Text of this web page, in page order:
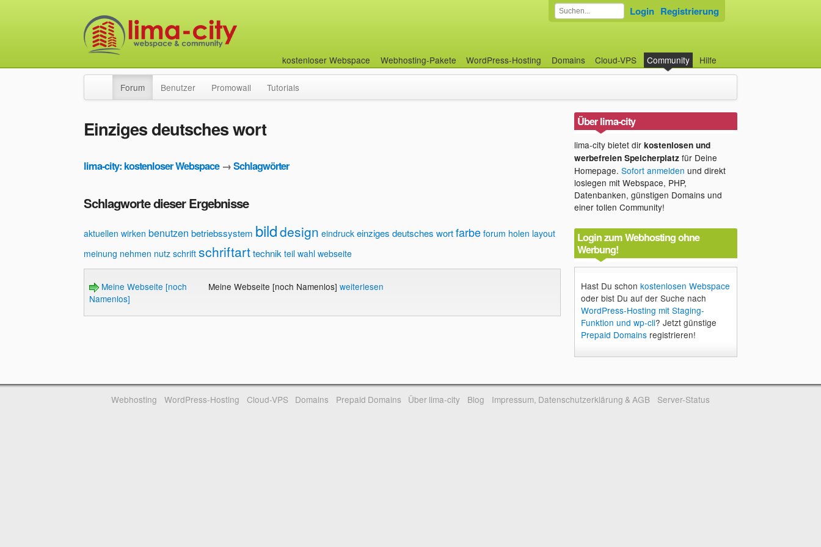
kostenloser Webspace Webhosting-Pakete WordPress-Hosting Domains Cloud-VPS Community Hilfe
Login Registrierung
Forum Benutzer Promowall Tutorials
Einziges deutsches wort
lima-city: kostenloser Webspace→Schlagwörter
Schlagworte dieser Ergebnisse
aktuellen wirken benutzen betriebssystem bilddesign eindruck einziges deutsches wortfarbe forum holen layout
meinung nehmen nutz schrift schriftarttechnik teil wahl webseite
Meine Webseite [noch
Namenlos]
Meine Webseite [noch Namenlos] weiterlesen
Über lima-city
lima-city bietet dir kostenlosen und
werbefreien Speicherplatzfür Deine
Homepage. Sofort anmelden und direkt
loslegen mit Webspace, PHP,
Datenbanken, günstigen Domains und
einer tollen Community!
Login zum Webhosting ohne
Werbung!
Hast Du schon kostenlosen Webspace
oder bist Du auf der Suche nach
WordPress-Hosting mit Staging-
Funktion und wp-cli? Jetzt günstige
Prepaid Domainsregistrieren!
Webhosting WordPress-Hosting Cloud-VPS Domains Prepaid Domains Über lima-city Blog Impressum, Datenschutzerklärung & AGB Server-Status